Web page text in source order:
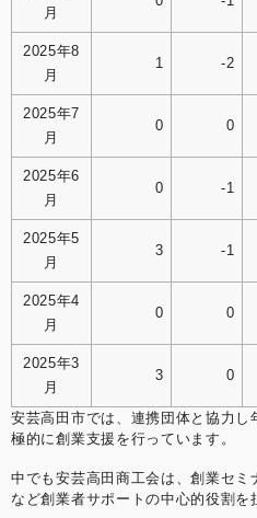
月
2025年8
月
1 -2
2025年7
月
0 0
2025年6
月
0 -1
2025年5
月
3 -1
2025年4
月
0 0
2025年3
月
3 0
安芸高田市では、連携団体と協力
極的に創業支援を行っています。
中でも安芸高田商工会は、創業セ
など創業者サポートの中心的役割を